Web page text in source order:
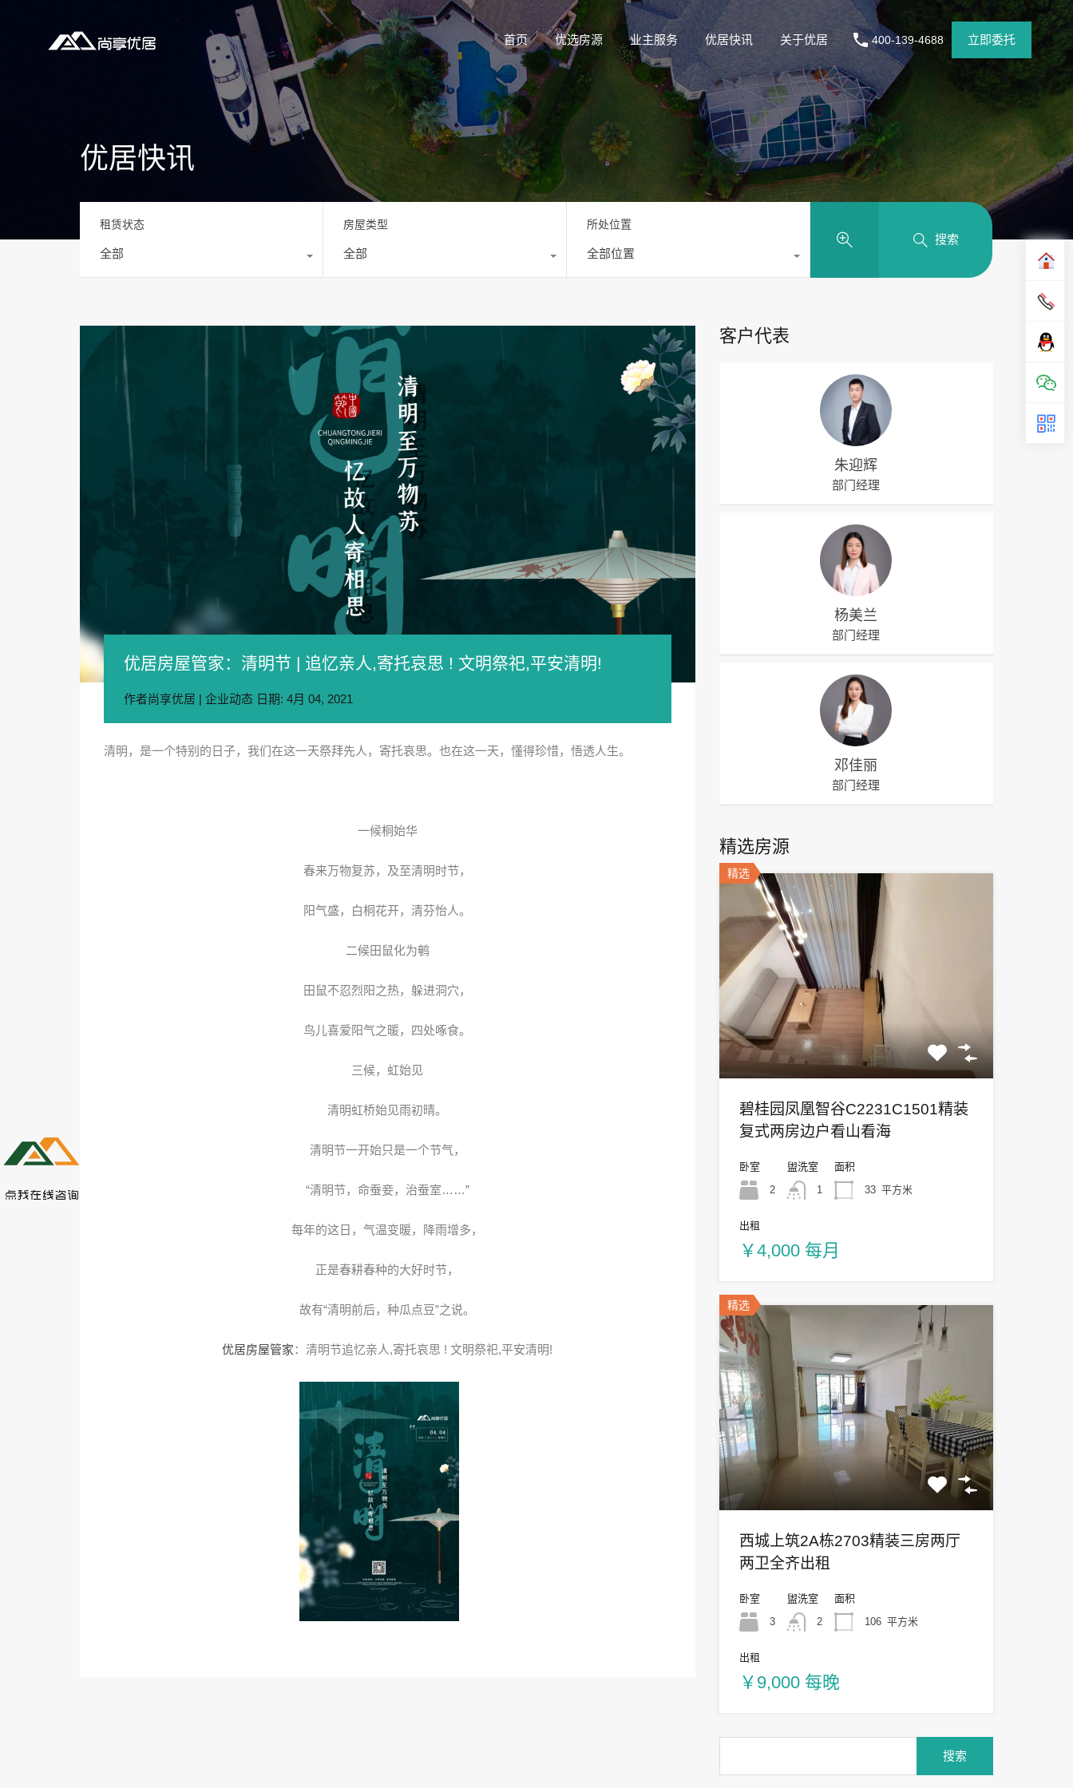
首页 优选房源 业主服务 优居快讯 关于优居 400-139-4688 立即委托
优居快讯
租赁状态
全部
房屋类型
全部
所处位置
全部位置
搜索
优居房屋管家：清明节 | 追忆亲人,寄托哀思 ! 文明祭祀,平安清明!
作者尚享优居 | 企业动态 日期: 4月 04, 2021
清明，是一个特别的日子，我们在这一天祭拜先人，寄托哀思。也在这一天，懂得珍惜，悟透人生。
一候桐始华
春来万物复苏，及至清明时节，
阳气盛，白桐花开，清芬怡人。
二候田鼠化为鹌
田鼠不忍烈阳之热，躲进洞穴，
鸟儿喜爱阳气之暖，四处啄食。
三候，虹始见
清明虹桥始见雨初晴。
清明节一开始只是一个节气，
“清明节，命蚕妾，治蚕室……”
每年的这日，气温变暖，降雨增多，
正是春耕春种的大好时节，
故有“清明前后，种瓜点豆”之说。
优居房屋管家：清明节追忆亲人,寄托哀思 ! 文明祭祀,平安清明!
客户代表
朱迎辉
部门经理
杨美兰
部门经理
邓佳丽
部门经理
精选房源
精选
碧桂园凤凰智谷C2231C1501精装
复式两房边户看山看海
卧室
2
盥洗室
1
面积
33 平方米
出租
￥4,000 每月
精选
西城上筑2A栋2703精装三房两厅
两卫全齐出租
卧室
3
盥洗室
2
面积
106 平方米
出租
￥9,000 每晚